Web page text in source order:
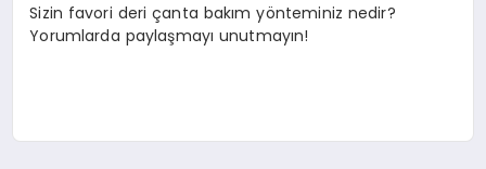
Sizin favori deri çanta bakım yönteminiz nedir?
Yorumlarda paylaşmayı unutmayın!